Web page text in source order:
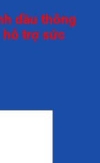
dầu thông
hỗ trợ sức